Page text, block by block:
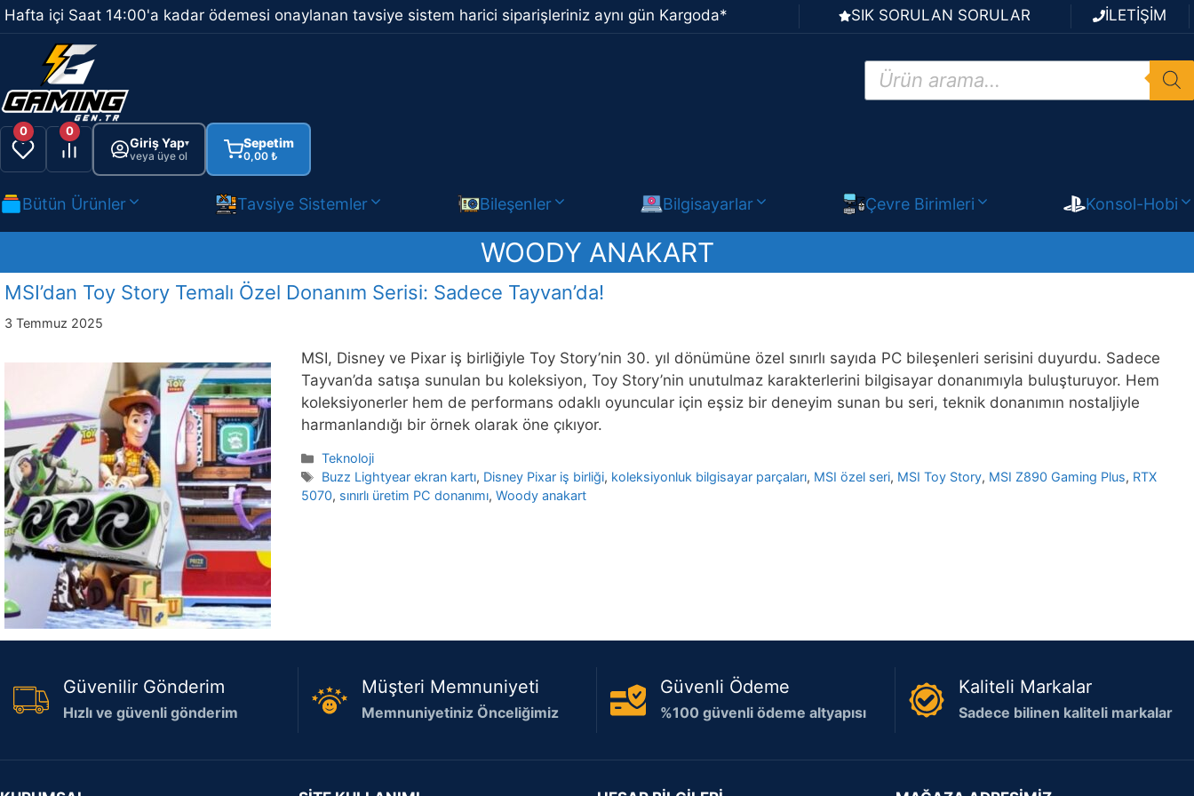
İçeriğe
atla
Hafta içi Saat 14:00'a kadar ödemesi onaylanan tavsiye sistem harici siparişleriniz aynı gün Kargoda* SIK SORULAN SORULAR İLETİŞİM
Products
search
0 0
Giriş Yap▾
veya üye ol
Sepetim
0,00 ₺
Bütün Ürünler Tavsiye Sistemler Bileşenler Bilgisayarlar Çevre Birimleri Konsol-Hobi
WOODY ANAKART
MSI’dan Toy Story Temalı Özel Donanım Serisi: Sadece Tayvan’da!
3 Temmuz 2025
MSI, Disney ve Pixar iş birliğiyle Toy Story’nin 30. yıl dönümüne özel sınırlı sayıda PC bileşenleri serisini duyurdu. Sadece
Tayvan’da satışa sunulan bu koleksiyon, Toy Story’nin unutulmaz karakterlerini bilgisayar donanımıyla buluşturuyor. Hem
koleksiyonerler hem de performans odaklı oyuncular için eşsiz bir deneyim sunan bu seri, teknik donanımın nostaljiyle
harmanlandığı bir örnek olarak öne çıkıyor.
Kategoriler
Teknoloji
Etiketler
Buzz Lightyear ekran kartı, Disney Pixar iş birliği, koleksiyonluk bilgisayar parçaları, MSI özel seri, MSI Toy Story, MSI Z890 Gaming Plus, RTX
5070, sınırlı üretim PC donanımı, Woody anakart
Güvenilir Gönderim
Hızlı ve güvenli gönderim
Müşteri Memnuniyeti
Memnuniyetiniz Önceliğimiz
Güvenli Ödeme
%100 güvenli ödeme altyapısı
Kaliteli Markalar
Sadece bilinen kaliteli markalar